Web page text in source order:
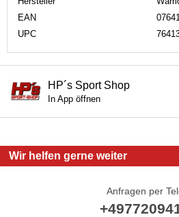
EAN
UPC
HP´s Sport Shop
In App öffnen
Wir helfen gerne weiter
Anfragen per